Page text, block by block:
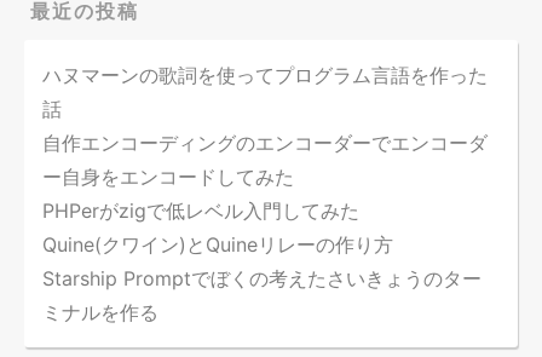
最近の投稿
ハヌマーンの歌詞を使ってプログラム言語を作った
話
自作エンコーディングのエンコーダーでエンコーダ
ー自身をエンコードしてみた
PHPerがzigで低レベル入門してみた
Quine(クワイン)とQuineリレーの作り方
Starship Promptでぼくの考えたさいきょうのター
ミナルを作る